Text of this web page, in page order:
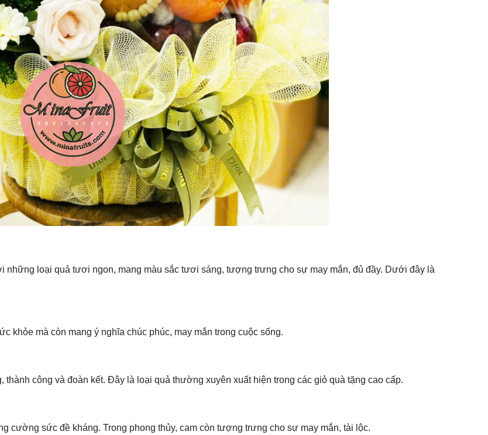
loại quả tươi ngon, mang màu sắc tươi sáng, tượng trưng cho sự may mắn, đủ đầy. Dưới đây là
khỏe mà còn mang ý nghĩa chúc phúc, may mắn trong cuộc sống.
công và đoàn kết. Đây là loại quả thường xuyên xuất hiện trong các giỏ quà tặng cao cấp.
cường sức đề kháng. Trong phong thủy, cam còn tượng trưng cho sự may mắn, tài lộc.